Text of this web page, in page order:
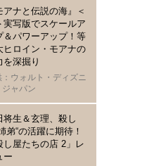
売決定
キア計画』特別映像
アナと伝説の海』＜
実写版でスケールア
＆パワーアップ！等
ヒロイン・モアナの
を深掘り
：ウォルト・ディズニ
ジャパン
将生＆玄理、殺し
弟“の活躍に期待！
し屋たちの店 2」レ
ー